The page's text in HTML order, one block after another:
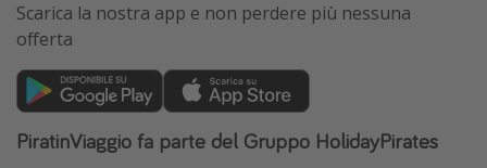
Scarica la nostra app e non perdere più nessuna
offerta
PiratinViaggio fa parte del Gruppo HolidayPirates